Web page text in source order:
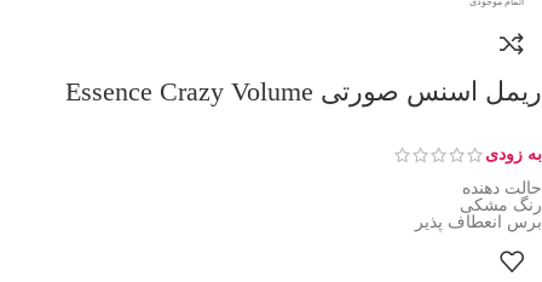
ریمل اسنس صورتی Essence Crazy Volume
به زودی
حالت دهنده
رنگ مشکی
برس انعطاف پذیر